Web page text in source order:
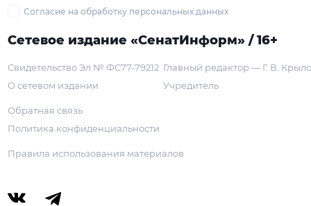
Согласие на обработку персональных данных
Сетевое издание «СенатИнформ» / 16+
Свидетельство Эл № ФС77-79212
О сетевом издании
Главный редактор — Г. В.
Учредитель
Обратная связь
Политика конфиденциальности
Правила использования материалов